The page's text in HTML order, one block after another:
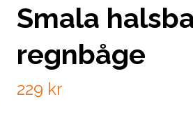
Smala
regnbåge
229 kr